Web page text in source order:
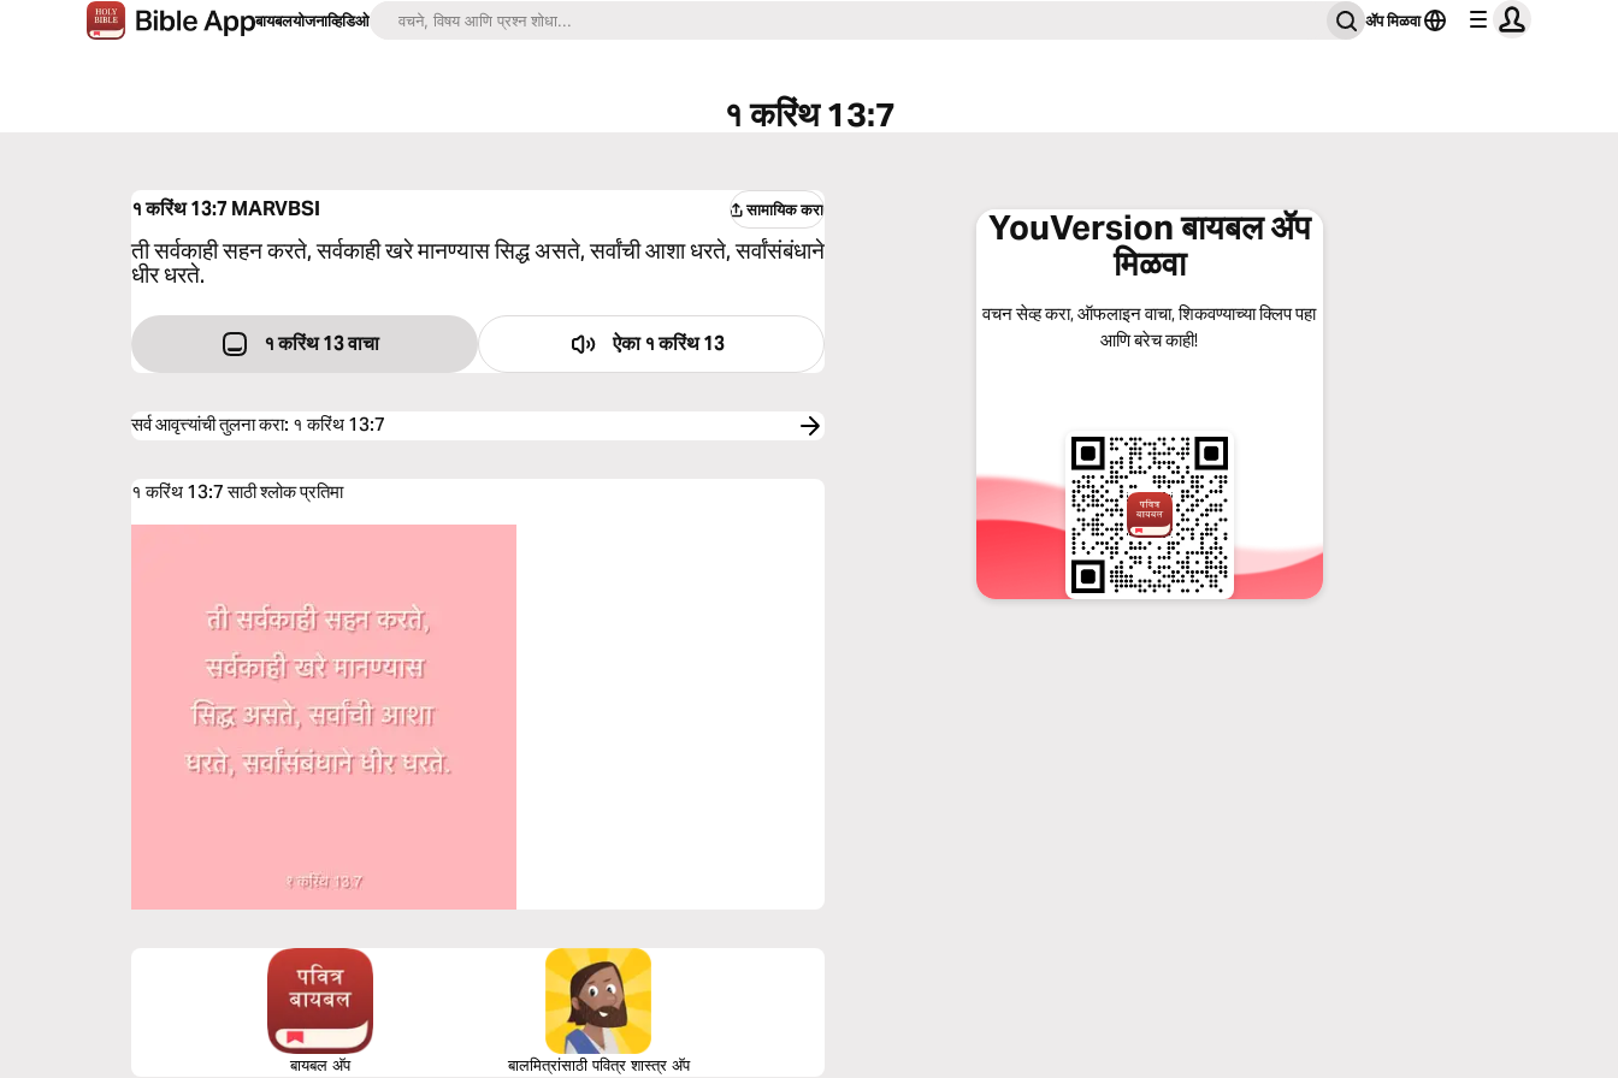
बायबलयोजनाव्हिडिओ ॲप मिळवा
१ करिंथ 13:7
१ करिंथ 13:7 MARVBSI सामायिक करा
ती सर्वकाही सहन करते, सर्वकाही खरे मानण्यास सिद्ध असते, सर्वांची आशा धरते, सर्वांसंबंधाने
धीर धरते.
१ करिंथ 13 वाचा ऐका १ करिंथ 13
सर्व आवृत्त्यांची तुलना करा: १ करिंथ 13:7
१ करिंथ 13:7 साठी श्लोक प्रतिमा
बायबल अ‍ॅप बालमित्रांसाठी पवित्र शास्त्र अ‍ॅप
YouVersion बायबल ॲप
मिळवा
वचन सेव्ह करा, ऑफलाइन वाचा, शिकवण्याच्या क्लिप पहा
आणि बरेच काही!